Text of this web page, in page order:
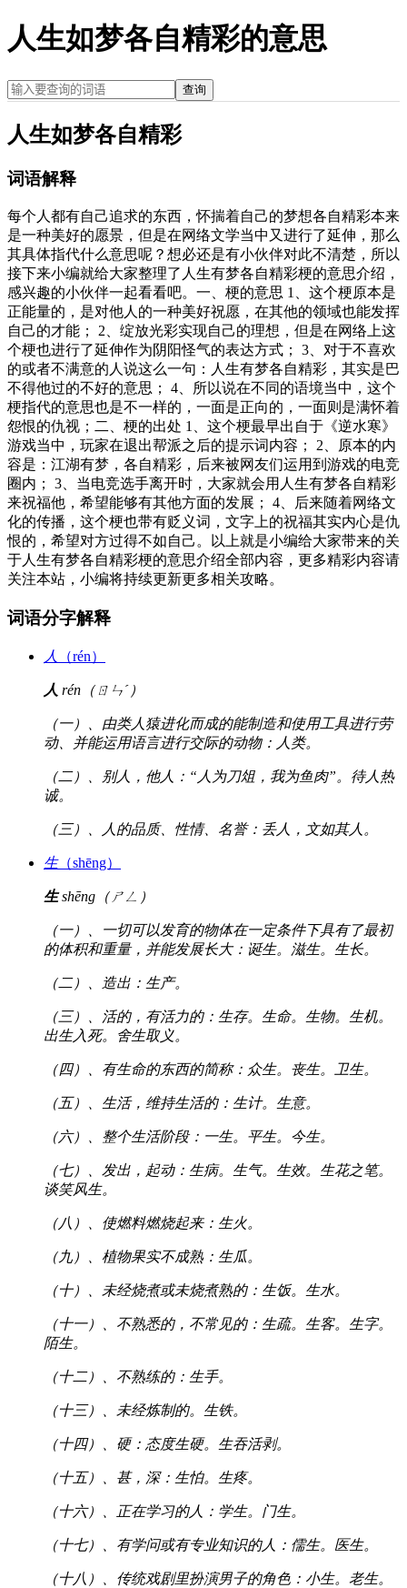
人生如梦各自精彩的意思
查询
人生如梦各自精彩
词语解释
每个人都有自己追求的东西，怀揣着自己的梦想各自精彩本来
是一种美好的愿景，但是在网络文学当中又进行了延伸，那么
其具体指代什么意思呢？想必还是有小伙伴对此不清楚，所以
接下来小编就给大家整理了人生有梦各自精彩梗的意思介绍，
感兴趣的小伙伴一起看看吧。一、梗的意思 1、这个梗原本是
正能量的，是对他人的一种美好祝愿，在其他的领域也能发挥
自己的才能； 2、绽放光彩实现自己的理想，但是在网络上这
个梗也进行了延伸作为阴阳怪气的表达方式； 3、对于不喜欢
的或者不满意的人说这么一句：人生有梦各自精彩，其实是巴
不得他过的不好的意思； 4、所以说在不同的语境当中，这个
梗指代的意思也是不一样的，一面是正向的，一面则是满怀着
怨恨的仇视；二、梗的出处 1、这个梗最早出自于《逆水寒》
游戏当中，玩家在退出帮派之后的提示词内容； 2、原本的内
容是：江湖有梦，各自精彩，后来被网友们运用到游戏的电竞
圈内； 3、当电竞选手离开时，大家就会用人生有梦各自精彩
来祝福他，希望能够有其他方面的发展； 4、后来随着网络文
化的传播，这个梗也带有贬义词，文字上的祝福其实内心是仇
恨的，希望对方过得不如自己。以上就是小编给大家带来的关
于人生有梦各自精彩梗的意思介绍全部内容，更多精彩内容请
关注本站，小编将持续更新更多相关攻略。
词语分字解释
人 （rén）
人 rén（ㄖㄣˊ）
（一）、由类人猿进化而成的能制造和使用工具进行劳
动、并能运用语言进行交际的动物：人类。
（二）、别人，他人：“人为刀俎，我为鱼肉”。待人热
诚。
（三）、人的品质、性情、名誉：丢人，文如其人。
生（shēng）
生shēng（ㄕㄥ）
（一）、一切可以发育的物体在一定条件下具有了最初
的体积和重量，并能发展长大：诞生。滋生。生长。
（二）、造出：生产。
（三）、活的，有活力的：生存。生命。生物。生机。
出生入死。舍生取义。
（四）、有生命的东西的简称：众生。丧生。卫生。
（五）、生活，维持生活的：生计。生意。
（六）、整个生活阶段：一生。平生。今生。
（七）、发出，起动：生病。生气。生效。生花之笔。
谈笑风生。
（八）、使燃料燃烧起来：生火。
（九）、植物果实不成熟：生瓜。
（十）、未经烧煮或未烧煮熟的：生饭。生水。
（十一）、不熟悉的，不常见的：生疏。生客。生字。
陌生。
（十二）、不熟练的：生手。
（十三）、未经炼制的。生铁。
（十四）、硬：态度生硬。生吞活剥。
（十五）、甚，深：生怕。生疼。
（十六）、正在学习的人：学生。门生。
（十七）、有学问或有专业知识的人：儒生。医生。
（十八）、传统戏剧里扮演男子的角色：小生。老生。